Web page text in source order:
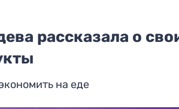
рассказала о
на еде